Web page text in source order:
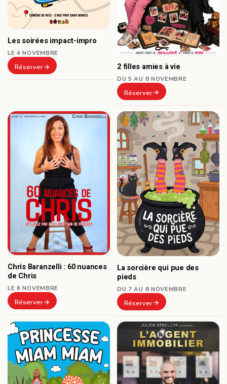
Les soirées impact-impro
LE 4 NOVEMBRE
Réserver 2 filles amies à vie
DU 5 AU 8 NOVEMBRE
Réserver
Chris Baranzelli : 60 nuances
de Chris
LE 6 NOVEMBRE
Réserver
La sorcière qui pue des
pieds
DU 7 AU 8 NOVEMBRE
Réserver